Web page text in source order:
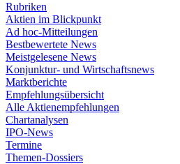
Rubriken
Aktien im Blickpunkt
Ad hoc-Mitteilungen
Bestbewertete News
Meistgelesene News
Konjunktur- und Wirtschaftsnews
Marktberichte
Empfehlungsübersicht
Alle Aktienempfehlungen
Chartanalysen
IPO-News
Termine
Themen-Dossiers